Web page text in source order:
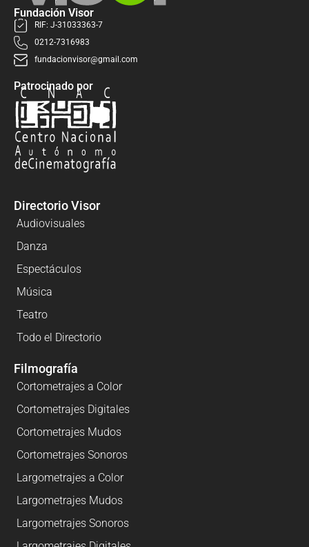
Fundación Visor
RIF: J-31033363-7
0212-7316983
fundacionvisor@gmail.com
Patrocinado por
Directorio Visor
Audiovisuales
Danza
Espectáculos
Música
Teatro
Todo el Directorio
Filmografía
Cortometrajes a Color
Cortometrajes Digitales
Cortometrajes Mudos
Cortometrajes Sonoros
Largometrajes a Color
Largometrajes Mudos
Largometrajes Sonoros